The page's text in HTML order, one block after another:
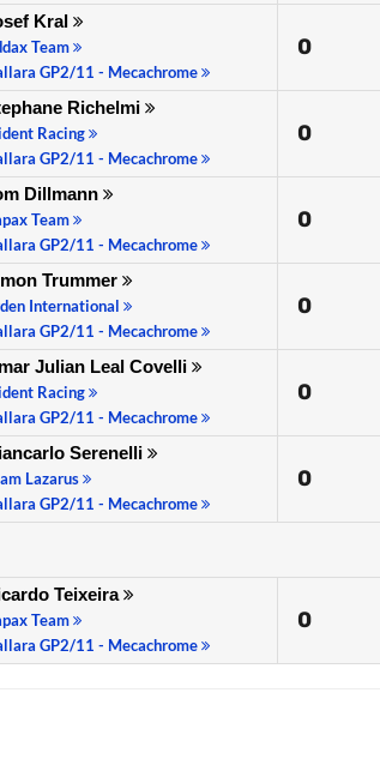
Kral
Team
GP2/11 - Mecachrome
0
Richelmi
Racing
GP2/11 - Mecachrome
0
Dillmann
Team
GP2/11 - Mecachrome
0
Trummer
International
GP2/11 - Mecachrome
0
Julian Leal Covelli
Racing
GP2/11 - Mecachrome
0
Serenelli
Lazarus
GP2/11 - Mecachrome
0
Teixeira
Team
GP2/11 - Mecachrome
0